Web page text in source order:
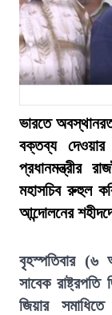
ভারতে
বক্তব্য
প্রধানমন্ত্রীর
মহাসচিব রুহুল
আন্দোলনের
বৃহস্পতিবার (৬
সাবেক রাষ্ট্রপতি
জিয়ার